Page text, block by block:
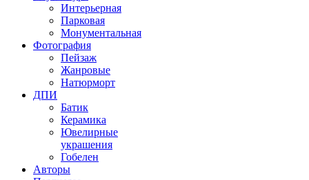
Интерьерная
Парковая
Монументальная
Фотография
Пейзаж
Жанровые
Натюрморт
ДПИ
Батик
Керамика
Ювелирные
украшения
Гобелен
Авторы